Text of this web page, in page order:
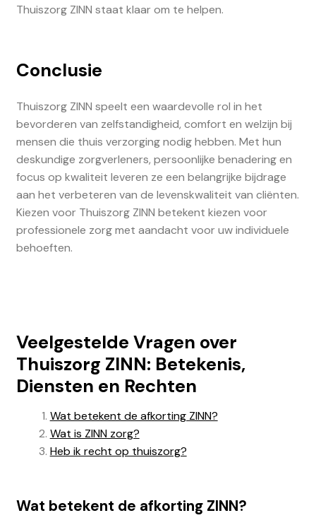
Thuiszorg ZINN staat klaar om te helpen.
Conclusie
Thuiszorg ZINN speelt een waardevolle rol in het
bevorderen van zelfstandigheid, comfort en welzijn bij
mensen die thuis verzorging nodig hebben. Met hun
deskundige zorgverleners, persoonlijke benadering en
focus op kwaliteit leveren ze een belangrijke bijdrage
aan het verbeteren van de levenskwaliteit van cliënten.
Kiezen voor Thuiszorg ZINN betekent kiezen voor
professionele zorg met aandacht voor uw individuele
behoeften.
Veelgestelde Vragen over
Thuiszorg ZINN: Betekenis,
Diensten en Rechten
Wat betekent de afkorting ZINN?
Wat is ZINN zorg?
Heb ik recht op thuiszorg?
Wat betekent de afkorting ZINN?